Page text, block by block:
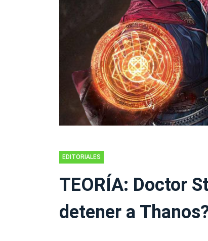
EDITORIALES
TEORÍA: Doctor
detener a